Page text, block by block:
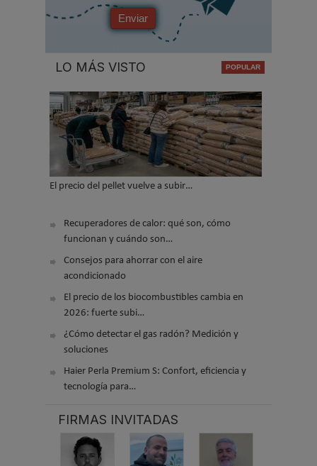
Enviar
LO MÁS VISTO
El precio del pellet vuelve a subir…
Recuperadores de calor: qué son, cómo
funcionan y cuándo son…
Consejos para ahorrar con el aire
acondicionado
El precio de los biocombustibles cambia en
2026: fuerte subi…
¿Cómo detectar el gas radón? Medición y
soluciones
Haier Perla Premium S: Confort, eficiencia y
tecnología para…
FIRMAS INVITADAS